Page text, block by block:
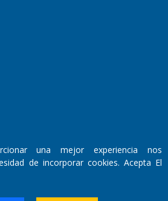
una mejor experiencia nos
de incorporar cookies. Acepta El